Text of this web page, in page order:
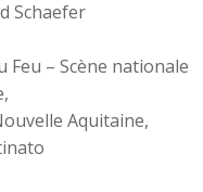
Schaefer
Feu – Scène nationale
Aquitaine,